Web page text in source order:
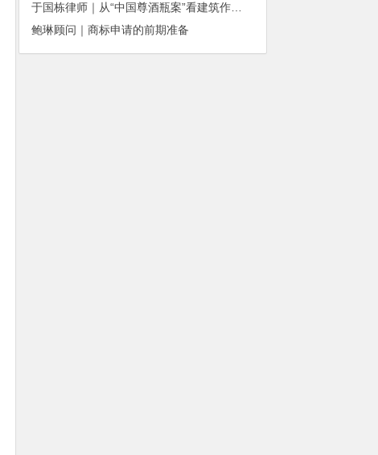
于国栋律师｜从“中国尊酒瓶案”看建筑作品著作权保护的司法边界与商用合规
鲍琳顾问｜商标申请的前期准备